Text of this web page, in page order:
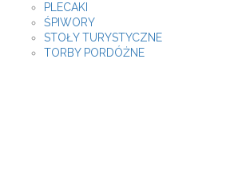
PLECAKI
ŚPIWORY
STOŁY TURYSTYCZNE
TORBY PORDÓŻNE